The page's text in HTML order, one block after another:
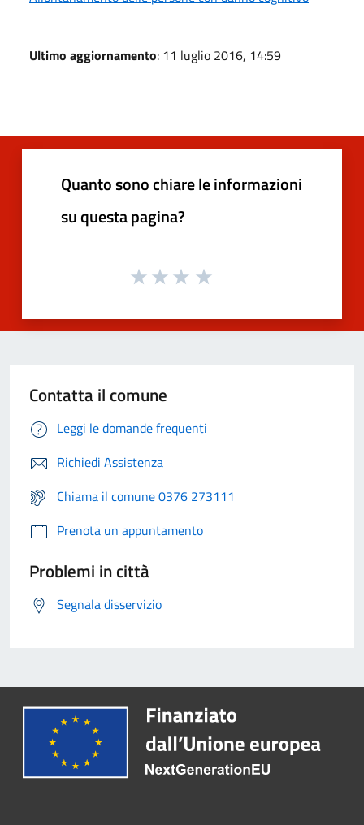
Ultimo aggiornamento: 11 luglio 2016, 14:59
Quanto sono chiare le informazioni
su questa pagina?
Contatta il comune
Leggi le domande frequenti
Richiedi Assistenza
Chiama il comune 0376 273111
Prenota un appuntamento
Problemi in città
Segnala disservizio